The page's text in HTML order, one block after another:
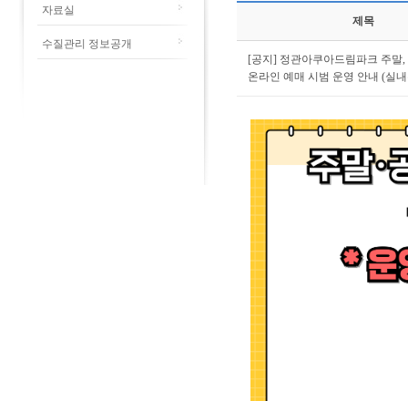
자료실
수질관리 정보공개
제목
[공지] 정관아쿠아드림파크 주말
온라인 예매 시범 운영 안내 (실